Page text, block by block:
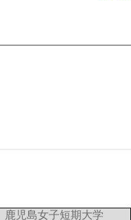
鹿児島女子短期大学